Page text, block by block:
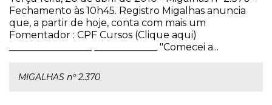
Fechamento às 10h45. Registro Migalhas anuncia
que, a partir de hoje, conta com mais um
Fomentador : CPF Cursos (Clique aqui)
_________________ _____________ "Comecei a...
MIGALHAS nº 2.370